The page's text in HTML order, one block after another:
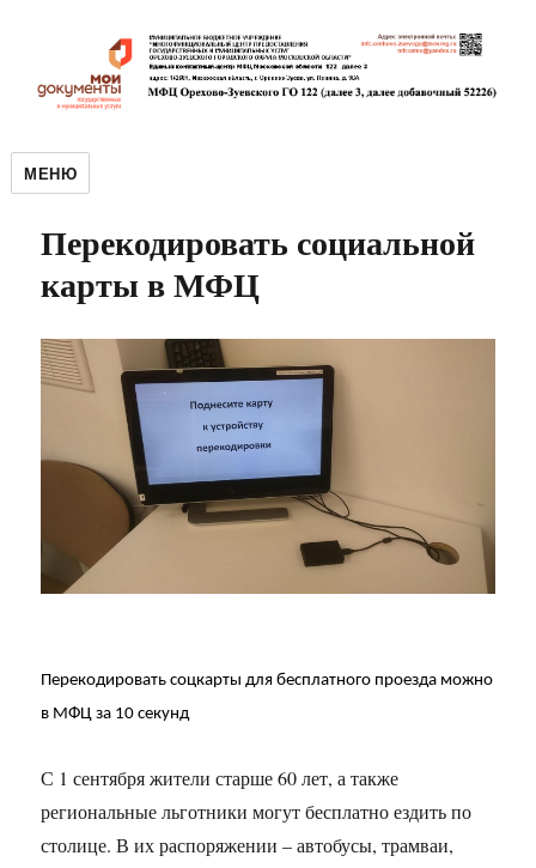
МЕНЮ
Перекодировать социальной
карты в МФЦ
Перекодировать соцкарты для бесплатного проезда можно
в МФЦ за 10 секунд
С 1 сентября жители старше 60 лет, а также
региональные льготники могут бесплатно ездить по
столице. В их распоряжении – автобусы, трамваи,